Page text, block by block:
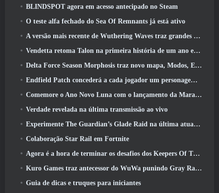
BLINDSPOT agora em acesso antecipado no Steam
O teste alfa fechado do Sea Of Remnants já está ativo
A versão mais recente de Wuthering Waves traz grandes quedas de conhecimento e mudanças na qualidade de vida
Vendetta retoma Talon na primeira história de um ano em Overwatch (Não “2”, A Blizzard está abandonando isso)
Delta Force Season Morphosis traz novo mapa, Modos, E melhorias solicitadas pelos jogadores
Endfield Patch concederá a cada jogador um personagem seis estrelas grátis de sua escolha
Comemore o Ano Novo Luna com o lançamento da Maravilha de Inverno de Palia: Atualização de Ano Novo de Riffrocin
Verdade revelada na última transmissão ao vivo
Experimente The Guardian’s Glade Raid na última atualização de Guild Wars 2 começando hoje
Colaboração Star Rail em Fortnite
Agora é a hora de terminar os desafios dos Keepers Of The Flame no Path Of Exile durante o Legacy Of Phrecia
Kuro Games traz antecessor do WuWa punindo Gray Raven para o Steam
Guia de dicas e truques para iniciantes